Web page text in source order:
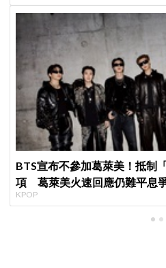
BTS宣布不參加葛萊美！抵制
項 葛萊美火速回應仍難平息
KPOP